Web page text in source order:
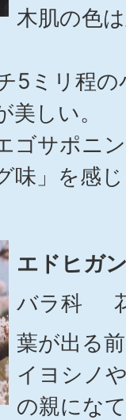
木肌の色
5ミリ程
しい。
ゴサポニ
味」を感
エドヒガ
バラ科 花
葉が出る
イヨシノ
の親にな